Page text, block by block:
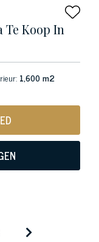
Te Koop In
1,600 m2